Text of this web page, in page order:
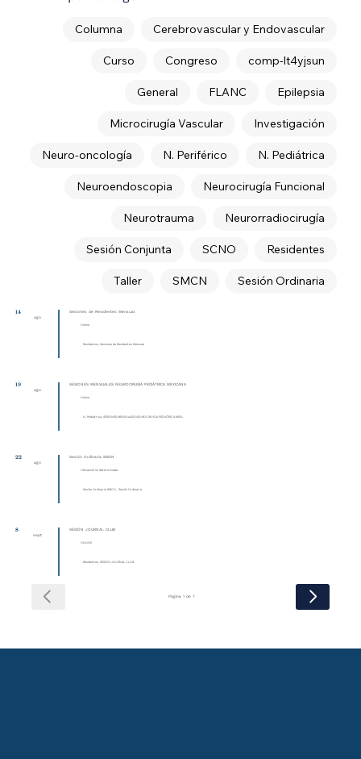
Cerebrovascular y Endovascular
Columna
comp-lt4yjsun
Congreso
Curso
Epilepsia
FLANC
General
Investigación
Microcirugía Vascular
N. Pediátrica
N. Periférico
Neuro-oncología
Neurocirugía Funcional
Neuroendoscopia
Neurorradiocirugía
Neurotrauma
Residentes
SCNO
Sesión Conjunta
Sesión Ordinaria
SMCN
Taller
14
ago
Sesiones de Residentes Mensual
Online
Residentes, Sesiones de Residentes Mensual
19
ago
SESIONES MENSUALES NEUROCIRUGÍA PEDIÁTRICA MEXICANA
Online
N. Pediátrica, SESIONES MENSUALES NEUROCIRUGÍA PEDIÁTRICA MEXI...
22
ago
Sesión Ordinaria SMCN
Ubicación no determinada
Sesión Ordinaria SMCN , Sesión Ordinaria
8
sept
SESIÓN JOURNAL CLUB
ONLINE
Residentes, SESIÓN JOURNAL CLUB
Página 1 de 7